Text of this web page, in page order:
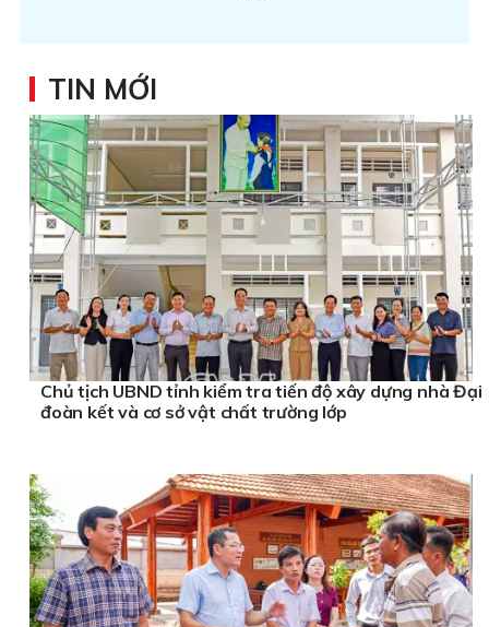
TIN MỚI
Chủ tịch UBND tỉnh kiểm tra tiến độ xây dựng nhà Đại
đoàn kết và cơ sở vật chất trường lớp